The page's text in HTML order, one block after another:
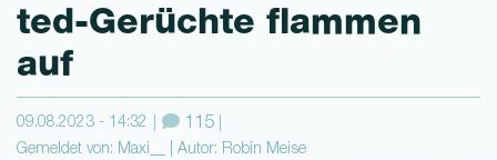
ted-Gerüchte flammen
auf
09.08.2023 - 14:32 115
Gemeldet von: Maxi__ | Autor: Robin Meise